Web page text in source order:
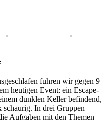
fuhren wir gegen 9
heutigen Event: ein Escape-
dunklen Keller befindend,
schaurig. In drei Gruppen
Aufgaben mit den Themen